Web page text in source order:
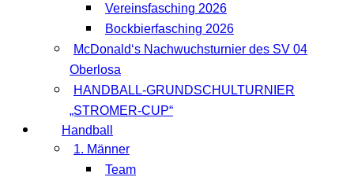
Vereinsfasching 2026
Bockbierfasching 2026
McDonald‘s Nachwuchsturnier des SV 04
Oberlosa
HANDBALL-GRUNDSCHULTURNIER
„STROMER-CUP“
Handball
1. Männer
Team